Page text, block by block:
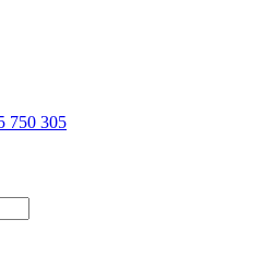
750 305